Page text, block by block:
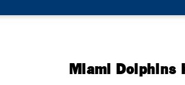
Miami Dolphins